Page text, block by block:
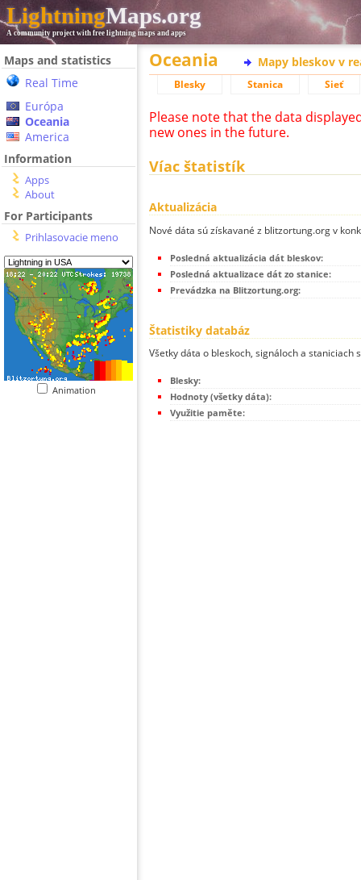
LightningMaps.org
A community project with free lightning maps and apps
Maps and statistics
Real Time
Európa
Oceania
America
Information
Apps
About
For Participants
Prihlasovacie meno
Animation
Oceania Mapy bleskov v
Blesky Stanica Sieť
Please note that the data
new ones in the future.
Víac štatistík
Aktualizácia
Nové dáta sú získavané z blitzortung.org v
Posledná aktualizácia dát bleskov:
Posledná aktualizace dát zo stanice:
Prevádzka na Blitzortung.org:
Štatistiky databáz
Všetky dáta o bleskoch, signáloch a
Blesky:
Hodnoty (všetky dáta):
Využitie paměte: